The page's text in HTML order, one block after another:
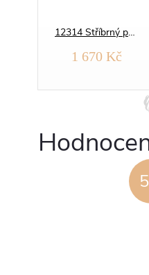
12314 Stříbrný přívěsek ANDĚL
1 670 Kč